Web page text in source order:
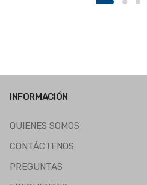
INFORMACIÓN
QUIENES SOMOS
CONTÁCTENOS
PREGUNTAS